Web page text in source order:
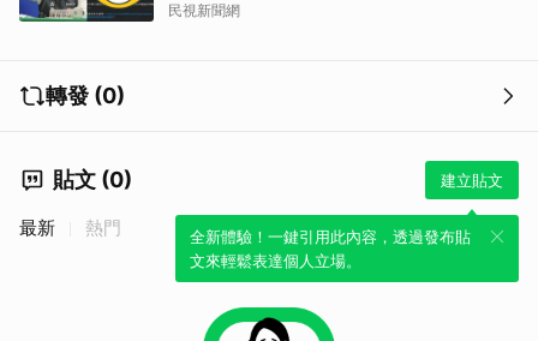
民視新聞網
轉發 (0)
貼文 (0) 建立貼文
全新體驗！一鍵引用此內容，透過發布貼
文來輕鬆表達個人立場。
最新 熱門